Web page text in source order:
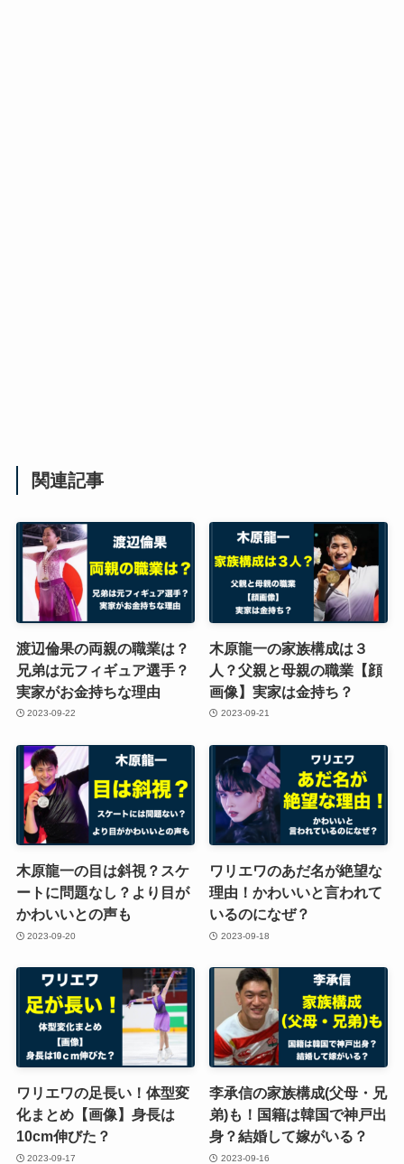
関連記事
渡辺倫果の両親の職業は？
兄弟は元フィギュア選手？
実家がお金持ちな理由
2023-09-22
木原龍一の家族構成は３
人？父親と母親の職業【顔
画像】実家は金持ち？
2023-09-21
木原龍一の目は斜視？スケ
ートに問題なし？より目が
かわいいとの声も
2023-09-20
ワリエワのあだ名が絶望な
理由！かわいいと言われて
いるのになぜ？
2023-09-18
ワリエワの足長い！体型変
化まとめ【画像】身長は
10cm伸びた？
2023-09-17
李承信の家族構成(父母・兄
弟)も！国籍は韓国で神戸出
身？結婚して嫁がいる？
2023-09-16